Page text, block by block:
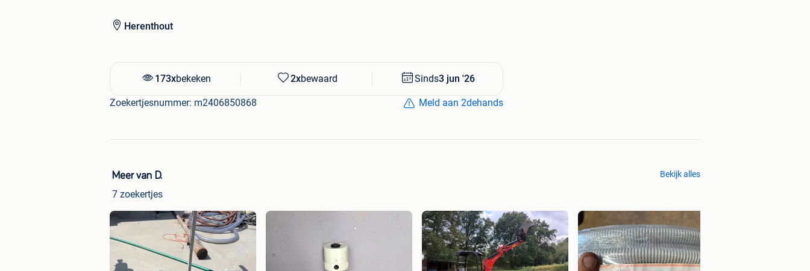
Herenthout
173xbekeken 2xbewaard Sinds3 jun '26
Zoekertjesnummer: m2406850868 Meld aan 2dehands
Meer van D.
7 zoekertjes
Bekijk alles